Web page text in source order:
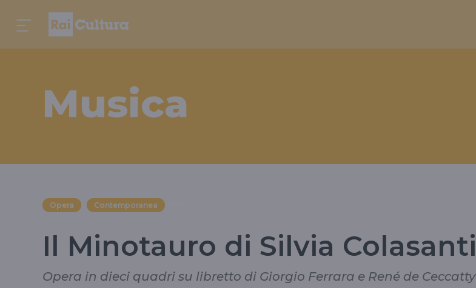
Musica
Opera Contemporanea
Il Minotauro di Silvia Colasanti
Opera in dieci quadri su libretto di Giorgio Ferrara e René de Ceccatty